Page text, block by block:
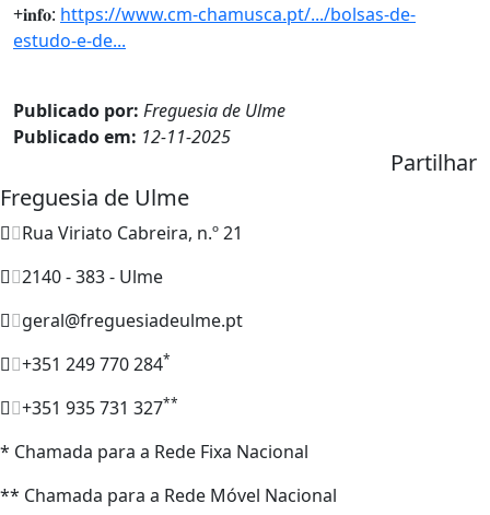
+𝐢𝐧𝐟𝐨: https://www.cm-chamusca.pt/.../bolsas-de-
estudo-e-de...
Publicado por: Freguesia de Ulme
Publicado em: 12-11-2025
Partilhar
Freguesia de Ulme
Rua Viriato Cabreira, n.º 21
2140 - 383 - Ulme
geral@freguesiadeulme.pt
+351 249 770 284*
+351 935 731 327**
* Chamada para a Rede Fixa Nacional
** Chamada para a Rede Móvel Nacional